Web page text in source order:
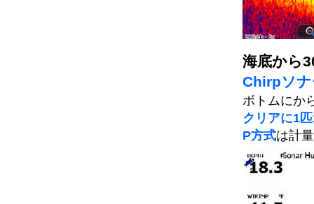
海底から
Chirpソ
ボトムにか
クリアに1
P方式は計